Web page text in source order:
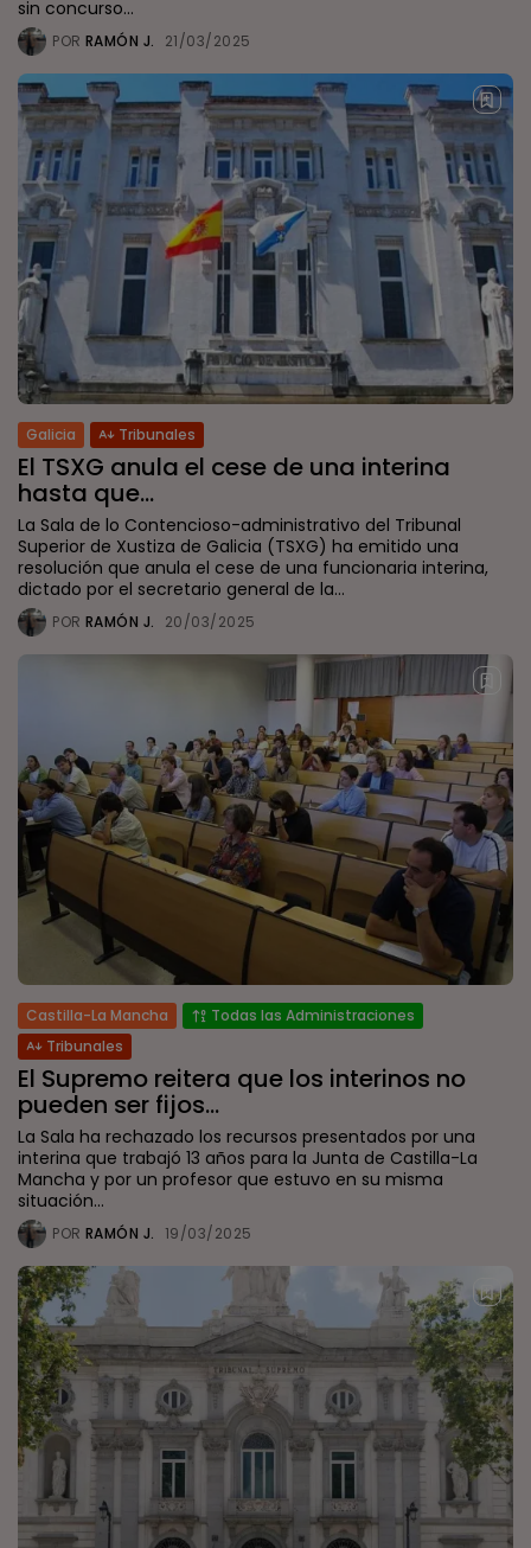
sin concurso...
POR RAMÓN J. 21/03/2025
Galicia Tribunales
El TSXG anula el cese de una interina
hasta que...
La Sala de lo Contencioso-administrativo del Tribunal
Superior de Xustiza de Galicia (TSXG) ha emitido una
resolución que anula el cese de una funcionaria interina,
dictado por el secretario general de la...
POR RAMÓN J. 20/03/2025
Castilla-La Mancha
Todas las Administraciones
Tribunales
El Supremo reitera que los interinos no
pueden ser fijos...
La Sala ha rechazado los recursos presentados por una
interina que trabajó 13 años para la Junta de Castilla-La
Mancha y por un profesor que estuvo en su misma
situación...
POR RAMÓN J. 19/03/2025